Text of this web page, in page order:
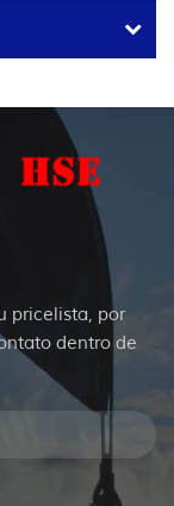
pricelista, por
dentro de